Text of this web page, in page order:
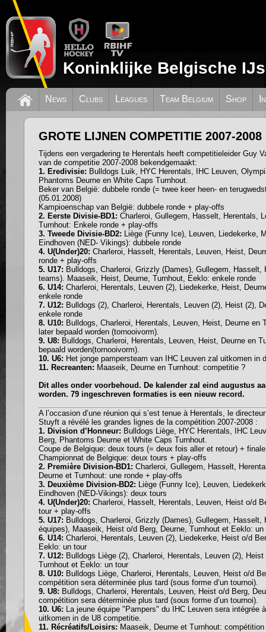
Koninklijke Belgische
News Clubs Leagues Team Belgium Shop
GROTE LIJNEN COMPETITIE 2007-2008
Tijdens een vergadering te Herentals heeft competitieleider Guy
van de competitie 2007-2008 bekendgemaakt:
1. Eredivisie: Bulldogs Luik, HYC Herentals, IHC Leuven,
Phantoms Deurne en White Caps Turnhout.
Beker van België: dubbele ronde (= twee keer heen- en
(05.01.2008)
Kampioenschap van België: dubbele ronde + play-offs
2. Eerste Divisie-BD1: Charleroi, Gullegem, Hasselt, Herentals,
Turnhout: Enkele ronde + play-offs
3. Tweede Divisie-BD2: Liège (Funny Ice), Leuven, Liedekerke,
Eindhoven (NED- Vikings): dubbele ronde
4. U(Under)20: Charleroi, Hasselt, Herentals, Leuven, Heist,
ronde + play-offs
5. U17: Bulldogs, Charleroi, Grizzly (Dames), Gullegem, Hasselt,
teams). Maaseik, Heist, Deurne, Turnhout, Eeklo: enkele ronde
6. U14: Charleroi, Herentals, Leuven (2), Liedekerke, Heist,
enkele ronde
7. U12: Bulldogs (2), Charleroi, Herentals, Leuven (2), Heist (2),
enkele ronde
8. U10: Bulldogs, Charleroi, Herentals, Leuven, Heist, Deurne en
later bepaald worden (tornooivorm).
9. U8: Bulldogs, Charleroi, Herentals, Leuven, Heist, Deurne en
bepaald worden(tornooivorm).
10. U6: Het jonge pampersteam van IHC Leuven zal uitkomen in
11. Recreanten: Maaseik, Deurne en Turnhout: competitie ?
Dit alles onder voorbehoud. De kalender zal eind augustus
worden. 79 ingeschreven formaties is een nieuw record.
A l’occasion d’une réunion qui s’est tenue à Herentals, le
Stuyft a révélé les grandes lignes de la compétition 2007-2008 :
1. Division d’Honneur: Bulldogs Liège, HYC Herentals, IHC
Berg, Phantoms Deurne et White Caps Turnhout.
Coupe de Belgique: deux tours (= deux fois aller et retour) +
Championnat de Belgique: deux tours + play-offs
2. Première Division-BD1: Charleroi, Gullegem, Hasselt,
Deurne et Turnhout: une ronde + play-offs
3. Deuxième Division-BD2: Liège (Funny Ice), Leuven,
Eindhoven (NED-Vikings): deux tours
4. U(Under)20: Charleroi, Hasselt, Herentals, Leuven, Heist o/d
tour + play-offs
5. U17: Bulldogs, Charleroi, Grizzly (Dames), Gullegem, Hasselt,
équipes), Maaseik, Heist o/d Berg, Deurne, Turnhout et Eeklo: un
6. U14: Charleroi, Herentals, Leuven (2), Liedekerke, Heist o/d
Eeklo: un tour
7. U12: Bulldogs Liège (2), Charleroi, Herentals, Leuven (2),
Turnhout et Eeklo: un tour
8. U10: Bulldogs Liège, Charleroi, Herentals, Leuven, Heist o/d
compétition sera déterminée plus tard (sous forme d’un tournoi).
9. U8: Bulldogs, Charleroi, Herentals, Leuven, Heist o/d Berg,
compétition sera déterminée plus tard (sous forme d’un tournoi).
10. U6: La jeune équipe "Pampers" du IHC Leuven sera intégrée
uitkomen in de U8 competitie.
11. Récréatifs/Loisirs: Maaseik, Deurne et Turnhout: compétition